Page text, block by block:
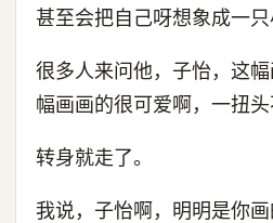
甚至会把自己呀想象成一只
很多人来问他，子怡，这
幅画画的很可爱啊，一扭头
转身就走了。
我说，子怡啊，明明是你